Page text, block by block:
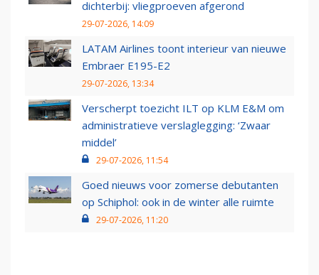
dichterbij: vliegproeven afgerond
29-07-2026, 14:09
LATAM Airlines toont interieur van nieuwe
Embraer E195-E2
29-07-2026, 13:34
Verscherpt toezicht ILT op KLM E&M om
administratieve verslaglegging: ‘Zwaar
middel’
29-07-2026, 11:54
Goed nieuws voor zomerse debutanten
op Schiphol: ook in de winter alle ruimte
29-07-2026, 11:20